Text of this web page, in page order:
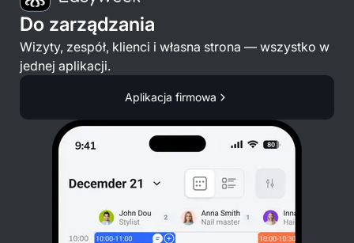
Do zarządzania
Wizyty, zespół, klienci i własna strona — wszystko w
jednej aplikacji.
Aplikacja firmowa